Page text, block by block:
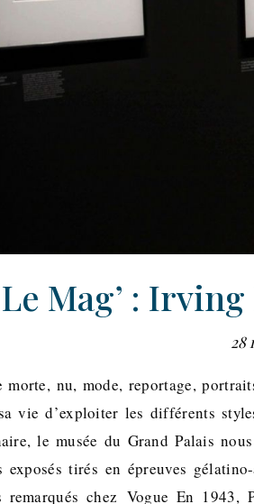
Le Mag’ :
28
morte, nu, mode, reportage,
vie d’exploiter les différents
le musée du Grand Palais
exposés tirés en épreuves
remarqués chez Vogue En